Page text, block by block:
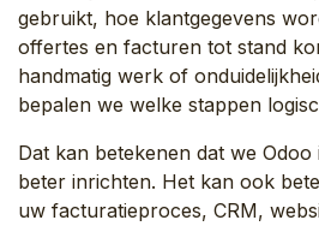
gebruikt, hoe klantgegevens
offertes en facturen tot stand
handmatig werk of
bepalen we welke stappen
Dat kan betekenen dat we
beter inrichten. Het kan ook
uw facturatieproces, CRM,